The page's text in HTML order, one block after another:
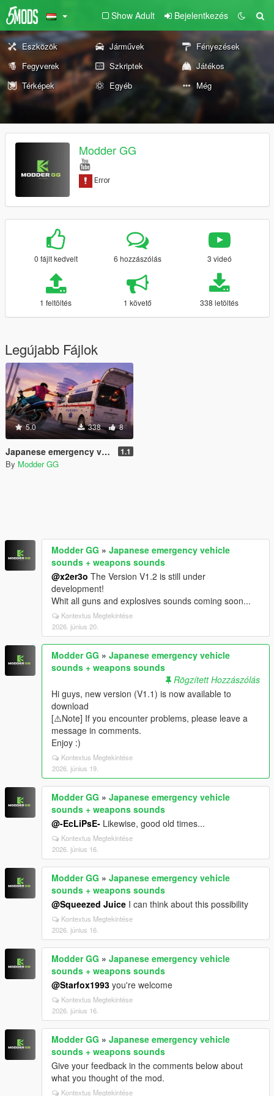
Show Adult Bejelentkezés
Eszközök Járművek
Fényezések
Fegyverek
Szkriptek
Játékos
Térképek
Egyéb Még
Modder GG
0 fájlt kedvelt 6 hozzászólás 3 videó
1 feltöltés 1 követő 338 letöltés
Legújabb Fájlok
5.0 338 8
Japanese emergency vehicle sounds + weapons sounds 1.1
By Modder GG
Modder GG » Japanese emergency vehicle
sounds + weapons sounds
@x2er3o The Version V1.2 is still under
development!
Whit all guns and explosives sounds coming soon...
Kontextus Megtekintése
2026. június 20.
Modder GG » Japanese emergency vehicle
sounds + weapons sounds
Rögzített Hozzászólás
Hi guys, new version (V1.1) is now available to
download
[⚠️Note] If you encounter problems, please leave a
message in comments.
Enjoy :)
Kontextus Megtekintése
2026. június 19.
Modder GG » Japanese emergency vehicle
sounds + weapons sounds
@-EcLiPsE- Likewise, good old times...
Kontextus Megtekintése
2026. június 16.
Modder GG » Japanese emergency vehicle
sounds + weapons sounds
@Squeezed Juice I can think about this possibility
Kontextus Megtekintése
2026. június 16.
Modder GG » Japanese emergency vehicle
sounds + weapons sounds
@Starfox1993 you're welcome
Kontextus Megtekintése
2026. június 16.
Modder GG » Japanese emergency vehicle
sounds + weapons sounds
Give your feedback in the comments below about
what you thought of the mod.
Kontextus Megtekintése